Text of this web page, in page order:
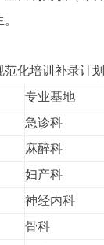
范化培训补录计划
专业基地
急诊科
麻醉科
妇产科
神经内科
骨科